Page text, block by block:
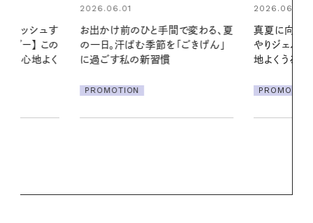
変わる、夏
ごきげん」
2026.06.01
真夏に向けて、ハーブが香るひん
やりジェルと出合う。暑い季節に心
地よくうるおう、軽やかなボディケ
PROMOTION
2026.06.01
暑い夏のナイ
える夜の爽